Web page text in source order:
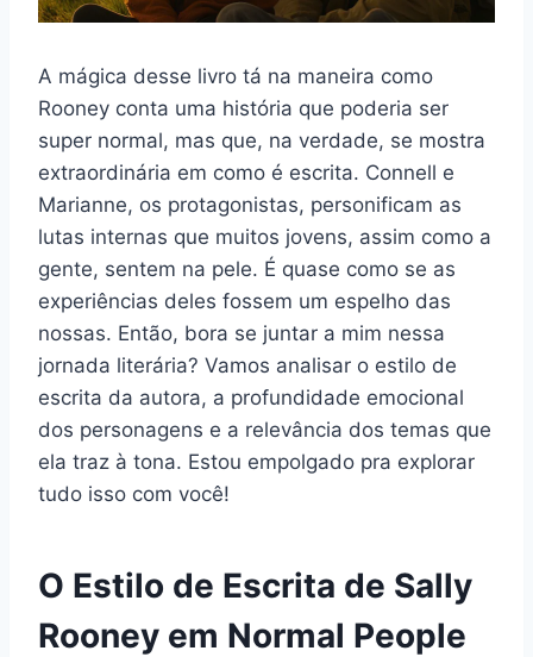
A mágica desse livro tá na maneira como
Rooney conta uma história que poderia ser
super normal, mas que, na verdade, se mostra
extraordinária em como é escrita. Connell e
Marianne, os protagonistas, personificam as
lutas internas que muitos jovens, assim como a
gente, sentem na pele. É quase como se as
experiências deles fossem um espelho das
nossas. Então, bora se juntar a mim nessa
jornada literária? Vamos analisar o estilo de
escrita da autora, a profundidade emocional
dos personagens e a relevância dos temas que
ela traz à tona. Estou empolgado pra explorar
tudo isso com você!
O Estilo de Escrita de Sally
Rooney em Normal People